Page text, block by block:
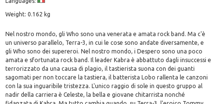
Weight: 0.162 kg
Nel nostro mondo, gli Who sono una venerata e amata rock band. Ma c'è
un universo parallelo, Terra-3, in cui le cose sono andate diversamente, e
gli Who sono dei supereroi. Nel nostro mondo, i Despero sono una poco
amata e sfortunata rock band. Il leader Kabra è abbattuto dagli insuccessi e
terrorizzato da una causa di plagio, il tastierista suona con dei guanti
sagomati per non toccare la tastiera, il batterista Lobo rallenta le canzoni
con la sua inguaribile tristezza. L'unico raggio di sole in questo gruppo al
nadir della carriera è Celeste, la bella e giovane chitarrista nonché